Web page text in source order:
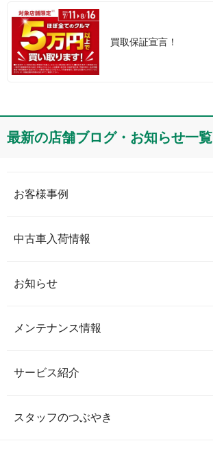
買取保証宣言！
最新の店舗ブログ・お知らせ一覧
お客様事例
中古車入荷情報
お知らせ
メンテナンス情報
サービス紹介
スタッフのつぶやき